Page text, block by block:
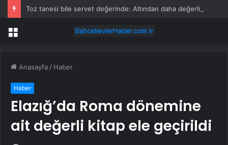
Menü
Anasayfa / Haber
Haber
Elazığ’da Roma dönemine
ait değerli kitap ele geçirildi